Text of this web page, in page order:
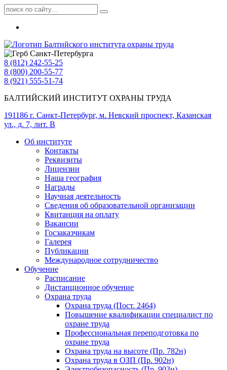
8 (812) 242-55-25
8 (800) 200-55-77
8 (921) 555-51-74
БАЛТИЙСКИЙ ИНСТИТУТ ОХРАНЫ ТРУДА
191186 г. Санкт-Петербург, м. Невский проспект, Казанская
ул., д. 7, лит. В
Об институте
Контакты
Реквизиты
Лицензии
Наша география
Награды
Научная деятельность
Сведения об образовательной организации
Квитанция на оплату
Вакансии
Госзаказчикам
Галерея
Публикации
Международное сотрудничество
Обучение
Расписание
Дистанционное обучение
Охрана труда
Охрана труда (Пост. 2464)
Повышение квалификации специалист по
охране труда
Профессиональная переподготовка по
охране труда
Охрана труда на высоте (Пр. 782н)
Охрана труда в ОЗП (Пр. 902н)